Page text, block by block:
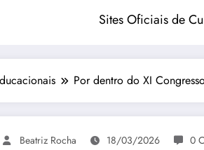
Sites Oficiais de
Por dentro do XI
Beatriz Rocha 18/03/2026 0